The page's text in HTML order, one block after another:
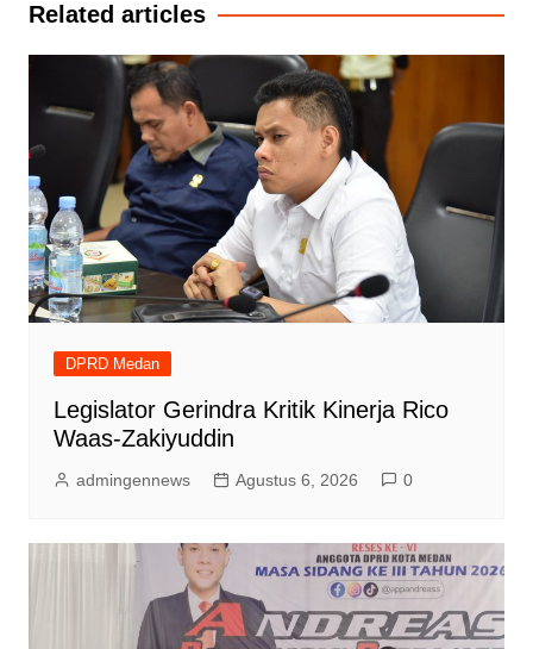
Related articles
DPRD Medan
Legislator Gerindra Kritik Kinerja Rico
Waas-Zakiyuddin
admingennews Agustus 6, 2026 0